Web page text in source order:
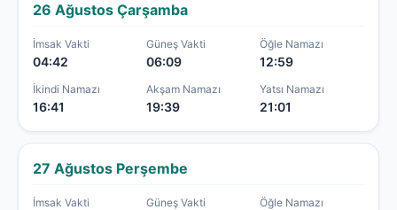
26 Ağustos Çarşamba
İmsak Vakti
04:42
Güneş Vakti
06:09
Öğle Namazı
12:59
İkindi Namazı
16:41
Akşam Namazı
19:39
Yatsı Namazı
21:01
27 Ağustos Perşembe
İmsak Vakti Güneş Vakti Öğle Namazı